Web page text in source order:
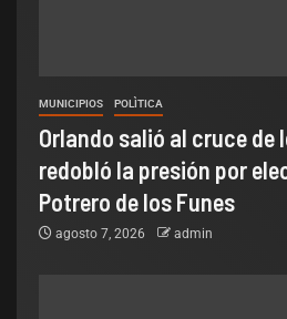
MUNICIPIOS POLÌTICA
Orlando salió al cruce de
redobló la presión por
Potrero de los Funes
agosto 7, 2026 admin